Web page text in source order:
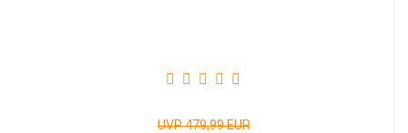
UVP 479,99 EUR